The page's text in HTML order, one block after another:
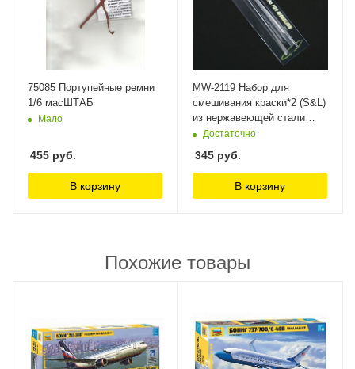
75085 Портупейные ремни
1/6 масШТАБ
Мало
455 руб.
В корзину
MW-2119 Набор для
смешивания краски*2 (S&L)
из нержавеющей стали
ManWah
Достаточно
345 руб.
В корзину
Похожие товары